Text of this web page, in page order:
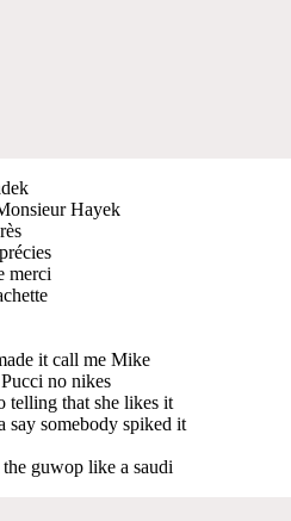
Hayek
merci
it call me Mike
no nikes
telling that she likes it
somebody spiked it
guwop like a saudi